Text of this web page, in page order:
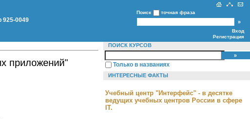
925-0049
Поиск точная фраза
Вход
Регистрация
приложений"
ПОИСК КУРСОВ
Только в названиях
ИНТЕРЕСНЫЕ ФАКТЫ
Учебный центр "Интерфейс" - в десятке
ведущих учебных центров России в сфере
IT.